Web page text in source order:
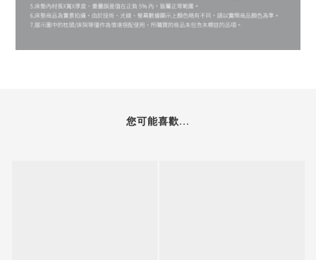
您可能喜歡...